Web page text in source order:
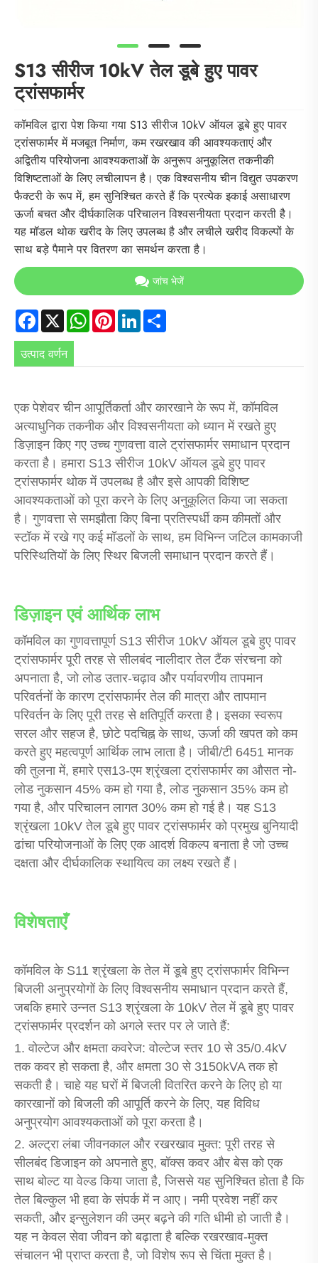
S13 सीरीज 10kV तेल डूबे हुए पावर
ट्रांसफार्मर
कॉमविल द्वारा पेश किया गया S13 सीरीज 10kV ऑयल डूबे हुए पावर
ट्रांसफार्मर में मजबूत निर्माण, कम रखरखाव की आवश्यकताएं और
अद्वितीय परियोजना आवश्यकताओं के अनुरूप अनुकूलित तकनीकी
विशिष्टताओं के लिए लचीलापन है। एक विश्वसनीय चीन विद्युत उपकरण
फैक्टरी के रूप में, हम सुनिश्चित करते हैं कि प्रत्येक इकाई असाधारण
ऊर्जा बचत और दीर्घकालिक परिचालन विश्वसनीयता प्रदान करती है।
यह मॉडल थोक खरीद के लिए उपलब्ध है और लचीले खरीद विकल्पों के
साथ बड़े पैमाने पर वितरण का समर्थन करता है।
जांच भेजें
Facebook
X WhatsApp
PinterestLinkedIn
उत्पाद वर्णन
एक पेशेवर चीन आपूर्तिकर्ता और कारखाने के रूप में, कॉमविल
अत्याधुनिक तकनीक और विश्वसनीयता को ध्यान में रखते हुए
डिज़ाइन किए गए उच्च गुणवत्ता वाले ट्रांसफार्मर समाधान प्रदान
करता है। हमारा S13 सीरीज 10kV ऑयल डूबे हुए पावर
ट्रांसफार्मर थोक में उपलब्ध है और इसे आपकी विशिष्ट
आवश्यकताओं को पूरा करने के लिए अनुकूलित किया जा सकता
है। गुणवत्ता से समझौता किए बिना प्रतिस्पर्धी कम कीमतों और
स्टॉक में रखे गए कई मॉडलों के साथ, हम विभिन्न जटिल कामकाजी
परिस्थितियों के लिए स्थिर बिजली समाधान प्रदान करते हैं।
डिज़ाइन एवं आर्थिक लाभ
कॉमविल का गुणवत्तापूर्ण S13 सीरीज 10kV ऑयल डूबे हुए पावर
ट्रांसफार्मर पूरी तरह से सीलबंद नालीदार तेल टैंक संरचना को
अपनाता है, जो लोड उतार-चढ़ाव और पर्यावरणीय तापमान
परिवर्तनों के कारण ट्रांसफार्मर तेल की मात्रा और तापमान
परिवर्तन के लिए पूरी तरह से क्षतिपूर्ति करता है। इसका स्वरूप
सरल और सहज है, छोटे पदचिह्न के साथ, ऊर्जा की खपत को कम
करते हुए महत्वपूर्ण आर्थिक लाभ लाता है। जीबी/टी 6451 मानक
की तुलना में, हमारे एस13-एम श्रृंखला ट्रांसफार्मर का औसत नो-
लोड नुकसान 45% कम हो गया है, लोड नुकसान 35% कम हो
गया है, और परिचालन लागत 30% कम हो गई है। यह S13
श्रृंखला 10kV तेल डूबे हुए पावर ट्रांसफार्मर को प्रमुख बुनियादी
ढांचा परियोजनाओं के लिए एक आदर्श विकल्प बनाता है जो उच्च
दक्षता और दीर्घकालिक स्थायित्व का लक्ष्य रखते हैं।
विशेषताएँ
कॉमविल के S11 श्रृंखला के तेल में डूबे हुए ट्रांसफार्मर विभिन्न
बिजली अनुप्रयोगों के लिए विश्वसनीय समाधान प्रदान करते हैं,
जबकि हमारे उन्नत S13 श्रृंखला के 10kV तेल में डूबे हुए पावर
ट्रांसफार्मर प्रदर्शन को अगले स्तर पर ले जाते हैं:
1. वोल्टेज और क्षमता कवरेज: वोल्टेज स्तर 10 से 35/0.4kV
तक कवर हो सकता है, और क्षमता 30 से 3150kVA तक हो
सकती है। चाहे यह घरों में बिजली वितरित करने के लिए हो या
कारखानों को बिजली की आपूर्ति करने के लिए, यह विविध
अनुप्रयोग आवश्यकताओं को पूरा करता है।
2. अल्ट्रा लंबा जीवनकाल और रखरखाव मुक्त: पूरी तरह से
सीलबंद डिजाइन को अपनाते हुए, बॉक्स कवर और बेस को एक
साथ बोल्ट या वेल्ड किया जाता है, जिससे यह सुनिश्चित होता है कि
तेल बिल्कुल भी हवा के संपर्क में न आए। नमी प्रवेश नहीं कर
सकती, और इन्सुलेशन की उम्र बढ़ने की गति धीमी हो जाती है।
यह न केवल सेवा जीवन को बढ़ाता है बल्कि रखरखाव-मुक्त
संचालन भी प्राप्त करता है, जो विशेष रूप से चिंता मुक्त है।